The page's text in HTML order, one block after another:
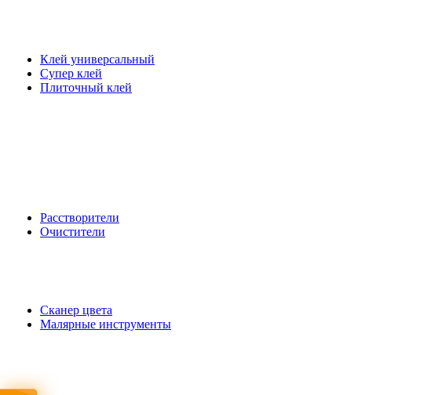
Клей универсальный
Супер клей
Плиточный клей
Расстворители
Очистители
Сканер цвета
Малярные инструменты